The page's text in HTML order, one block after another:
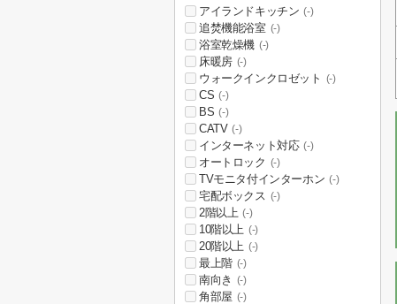
アイランドキッチン (-)
追焚機能浴室 (-)
浴室乾燥機 (-)
床暖房 (-)
ウォークインクロゼット (-)
CS (-)
BS (-)
CATV (-)
インターネット対応 (-)
オートロック (-)
TVモニタ付インターホン (-)
宅配ボックス (-)
2階以上 (-)
10階以上 (-)
20階以上 (-)
最上階 (-)
南向き (-)
角部屋 (-)